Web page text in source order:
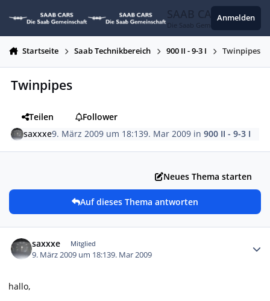
SAAB CARS
Die Saab Gemeinschaft
Anmelden
Startseite Saab Technikbereich 900 II - 9-3 I Twinpipes
Twinpipes
Teilen
Follower
saxxxe9. März 2009 um 18:139. Mar 2009 in900 II - 9-3 I
Neues Thema starten
Auf dieses Thema antworten
saxxxe Mitglied
9. März 2009 um 18:139. Mar 2009
hallo,